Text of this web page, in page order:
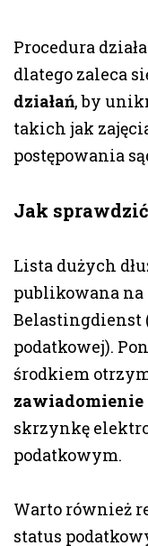
Procedura
dlatego zaleca
działań, by
takich jak
postępowania
Jak
Lista dużych
publikowana
podatkowej).
środkiem
zawiadomienie
skrzynkę
podatkowym.
Warto również
status